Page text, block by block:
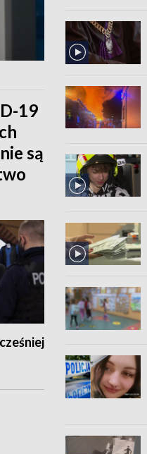
19
są